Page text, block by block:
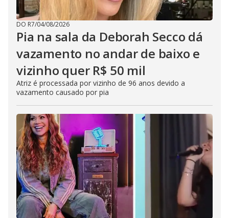
DO R7/04/08/2026
Pia na sala da Deborah Secco dá
vazamento no andar de baixo e
vizinho quer R$ 50 mil
Atriz é processada por vizinho de 96 anos devido a
vazamento causado por pia